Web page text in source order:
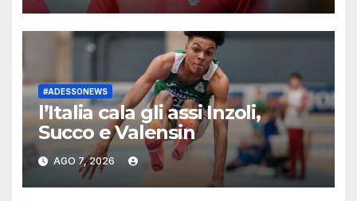
#ADESSONEWS
l’Italia cala gli assi Inzoli,
Succo e Valensin
AGO 7, 2026